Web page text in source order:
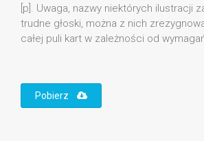
[p]. Uwaga, nazwy niektórych ilustracji
trudne głoski, można z nich
całej puli kart w zależności od
Pobierz